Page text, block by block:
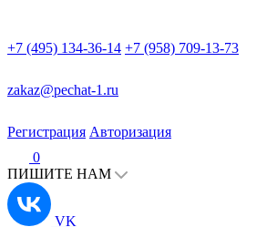
+7 (495) 134-36-14 +7 (958) 709-13-73
zakaz@pechat-1.ru
Регистрация Авторизация
0
ПИШИТЕ НАМ
VK